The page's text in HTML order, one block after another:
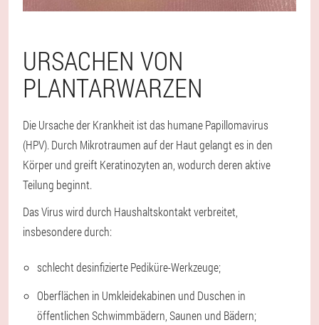
URSACHEN VON
PLANTARWARZEN
Die Ursache der Krankheit ist das humane Papillomavirus
(HPV). Durch Mikrotraumen auf der Haut gelangt es in den
Körper und greift Keratinozyten an, wodurch deren aktive
Teilung beginnt.
Das Virus wird durch Haushaltskontakt verbreitet,
insbesondere durch:
schlecht desinfizierte Pediküre-Werkzeuge;
Oberflächen in Umkleidekabinen und Duschen in
öffentlichen Schwimmbädern, Saunen und Bädern;